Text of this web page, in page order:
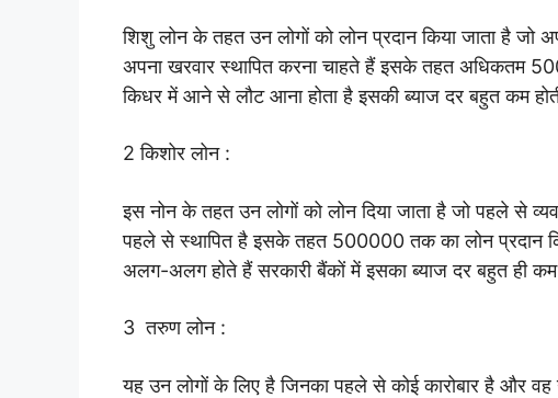
शिशु लोन के तहत उन लोगों को लोन प्रदान किया जाता है जो
अपना खरवार स्थापित करना चाहते हैं इसके तहत अधिकतम
किधर में आने से लौट आना होता है इसकी ब्याज दर बहुत कम
2 किशोर लोन :
इस नोन के तहत उन लोगों को लोन दिया जाता है जो पहले से
पहले से स्थापित है इसके तहत 500000 तक का लोन प्रदान
अलग-अलग होते हैं सरकारी बैंकों में इसका ब्याज दर बहुत ही कम
3 तरुण लोन :
यह उन लोगों के लिए है जिनका पहले से कोई कारोबार है और